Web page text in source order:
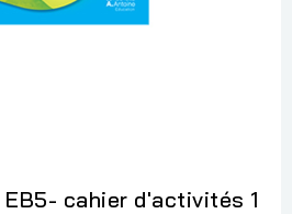
cahier d'activités 1